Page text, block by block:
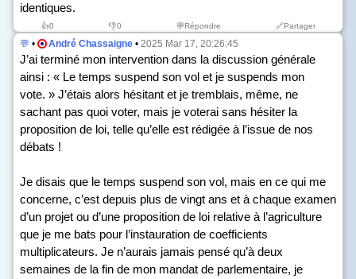
identiques.
👍0 👎0 💬Répondre 🔗Partager
💬 • André Chassaigne • 2025 Mar 17, 20:26:45
J’ai terminé mon intervention dans la discussion générale
ainsi : « Le temps suspend son vol et je suspends mon
vote. » J’étais alors hésitant et je tremblais, même, ne
sachant pas quoi voter, mais je voterai sans hésiter la
proposition de loi, telle qu’elle est rédigée à l’issue de nos
débats !
Je disais que le temps suspend son vol, mais en ce qui me
concerne, c’est depuis plus de vingt ans et à chaque examen
d’un projet ou d’une proposition de loi relative à l’agriculture
que je me bats pour l’instauration de coefficients
multiplicateurs. Je n’aurais jamais pensé qu’à deux
semaines de la fin de mon mandat de parlementaire, je